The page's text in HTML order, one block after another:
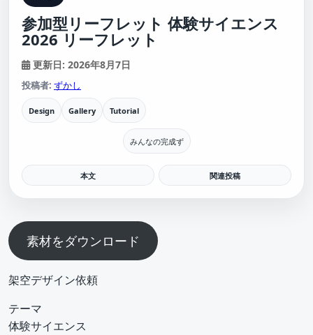
参加型リーフレット 体験サイエンス
2026 リーフレット
更新日: 2026年8月7日
投稿者: ずかし
Design Gallery Tutorial
みんなの完成ず
本文 関連投稿
素材をダウンロード
架空デザイン依頼
テーマ
体験サイエンス